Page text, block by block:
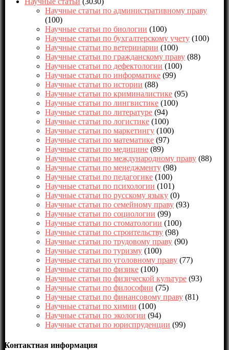
Научные статьи по административному праву
(100)
Научные статьи по биологии (100)
Научные статьи по бухгалтерскому учету (100)
Научные статьи по ветеринарии (100)
Научные статьи по гражданскому праву (88)
Научные статьи по дефектологии (100)
Научные статьи по информатике (99)
Научные статьи по истории (88)
Научные статьи по криминалистике (95)
Научные статьи по лингвистике (100)
Научные статьи по литературе (94)
Научные статьи по логистике (100)
Научные статьи по маркетингу (100)
Научные статьи по математике (97)
Научные статьи по медицине (89)
Научные статьи по международному праву (88)
Научные статьи по менеджменту (98)
Научные статьи по педагогике (100)
Научные статьи по психологии (101)
Научные статьи по русскому языку (0)
Научные статьи по семейному праву (93)
Научные статьи по социологии (99)
Научные статьи по стоматологии (100)
Научные статьи по строительству (98)
Научные статьи по трудовому праву (90)
Научные статьи по туризму (100)
Научные статьи по уголовному праву (77)
Научные статьи по физике (100)
Научные статьи по физической культуре (93)
Научные статьи по философии (75)
Научные статьи по финансовому праву (81)
Научные статьи по химии (100)
Научные статьи по экологии (94)
Научные статьи по юриспруденции (99)
Контактная информация